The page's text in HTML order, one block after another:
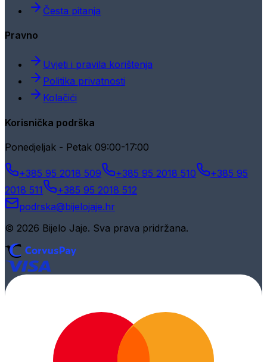
Česta pitanja
Pravno
Uvjeti i pravila korištenja
Politika privatnosti
Kolačići
Korisnička podrška
Ponedjeljak - Petak 09:00-17:00
+385 95 2018 509 +385 95 2018 510
+385 95
2018 511
+385 95 2018 512
podrska@bijelojaje.hr
© 2026 Bijelo Jaje. Sva prava pridržana.